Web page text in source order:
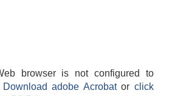
browser is not configured to
Download adobe Acrobatorclick